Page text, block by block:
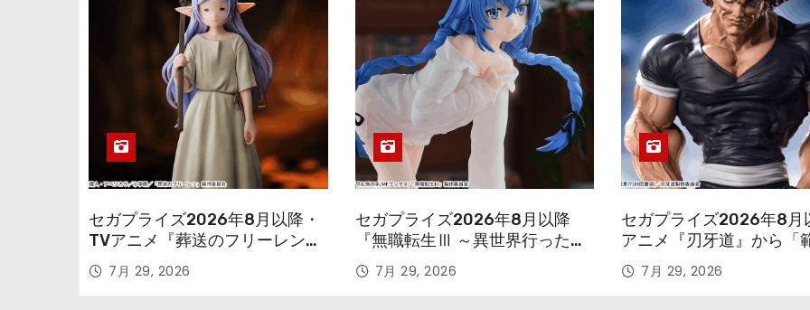
セガプライズ2026年8月以降・
TVアニメ『葬送のフリーレン』
鉱山で300年働くことになっっ
ちゃった「フリーレン」を立体
7月 29, 2026
セガプライズ2026年8月以降
『無職転生Ⅲ ～異世界行ったら
本気だす～』から「ロキシー」
のフィギュアが登場！
7月 29, 2026
セガプライズ2026年8月
アニメ『刃牙道』から「
次郎」が登場ッッ!!
7月 29, 2026